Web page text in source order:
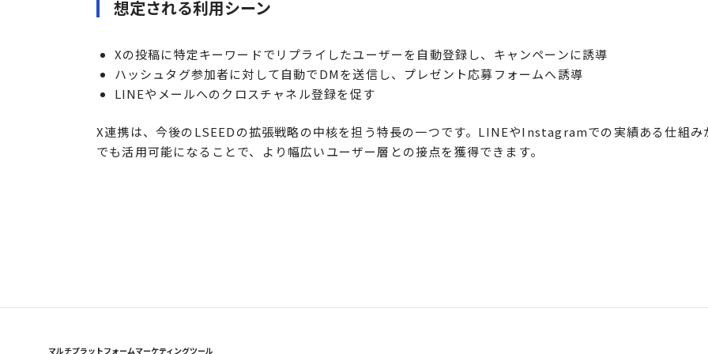
想定される利用シーン
Xの投稿に特定キーワードでリプライしたユーザーを自動登録し、キャンペーンに誘導
ハッシュタグ参加者に対して自動でDMを送信し、プレゼント応募フォームへ誘導
LINEやメールへのクロスチャネル登録を促す
X連携は、今後のLSEEDの拡張戦略の中核を担う特長の一つです。LINEやInstagramでの実績ある仕組み
でも活用可能になることで、より幅広いユーザー層との接点を獲得できます。
マルチプラットフォームマーケティングツール